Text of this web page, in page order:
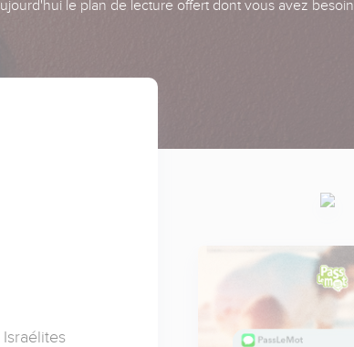
le plan de lecture offert dont vous avez besoin.